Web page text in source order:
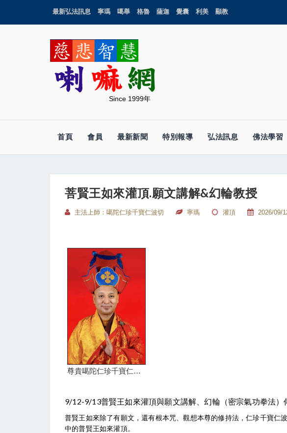
最新弘法訊息 寧瑪 噶舉 格魯 薩迦 覺囊 利美 顯教
Since 1999年
首頁 會員 最新新聞 特別報導 弘法訊息 佛法學習
菩賢王如來灌頂.願文講解&幻輪教授
主法上師：噶陀仁珍千寶仁波切 寧瑪 灌頂 2026/09/
尊貴噶陀仁珍千寶仁波切
9/12-9/13普賢王如來灌頂與願文講解、幻輪（密宗氣功拳法）
普賢王如來除了有願文，還有根本咒、觀想本尊的修持法，仁珍千寶仁
中的普賢王如來灌頂。